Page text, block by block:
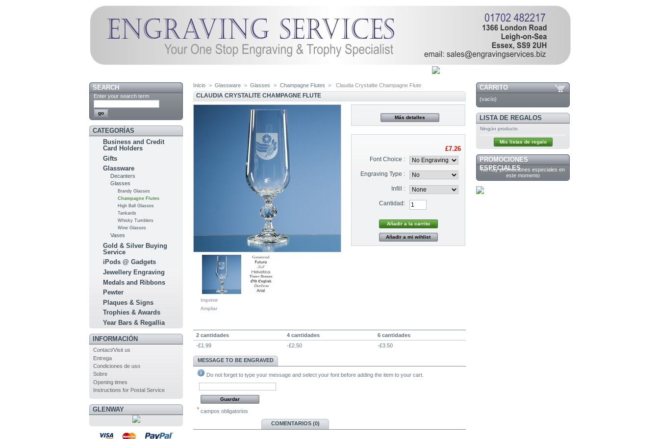
SEARCH
Enter your search term
CATEGORÍAS
Business and Credit
Card Holders
Gifts
Glassware
Decanters
Glasses
Brandy Glasses
Champagne Flutes
High Ball Glasses
Tankards
Whisky Tumblers
Wine Glasses
Vases
Gold & Silver Buying
Service
iPods @ Gadgets
Jewellery Engraving
Medals and Ribbons
Pewter
Plaques & Signs
Trophies & Awards
Year Bars & Regallia
INFORMACIÓN
Contact/Visit us
Entrega
Condiciones de uso
Sobre
Opening times
Instructions for Postal Service
GLENWAY
Inicio > Glassware > Glasses > Champagne Flutes > Claudia Crystalite Champagne Flute
CLAUDIA CRYSTALITE CHAMPAGNE FLUTE
Imprimir
Ampliar
Más detalles
£7.26
Font Choice :
Engraving Type :
Infill :
Cantidad:
Añadir a mi wihlist
2 cantidades
4 cantidades
6 cantidades
-£1.99
-£2.50 -£3.50
MESSAGE TO BE ENGRAVED
Do not forget to type your message and select your font before adding the item to your cart.
* campos obligatorios
COMENTARIOS (0)
CARRITO
(vacío)
LISTA DE REGALOS
Ningún producto
Mis listas de regalo
PROMOCIONES
ESPECIALES
No hay promociones especiales en
este momento